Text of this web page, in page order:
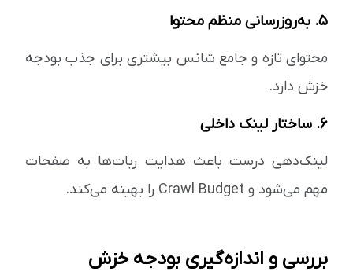
۵. به‌روزرسانی منظم محتوا
محتوای تازه و جامع شانس بیشتری برای جذب بودجه
خزش دارد.
۶. ساختار لینک داخلی
لینک‌دهی درست باعث هدایت ربات‌ها به صفحات
مهم می‌شود و Crawl Budget را بهینه می‌کند.
بررسی و اندازه‌گیری بودجه خزش